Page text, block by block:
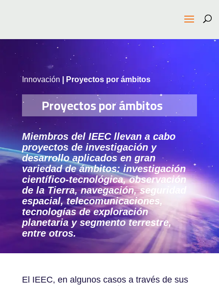
Innovación | Proyectos por ámbitos
Proyectos por ámbitos
Miembros del IEEC llevan a cabo
proyectos de investigación y
desarrollo aplicados en gran
variedad de ámbitos: investigación
científico-tecnológica, observación
de la Tierra, navegación, seguridad
espacial, telecomunicaciones,
tecnologías de exploración
planetaria y segmento terrestre,
entre otros.
El IEEC, en algunos casos a través de sus